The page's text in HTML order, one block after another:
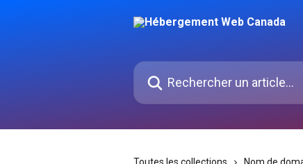
Rechercher un article...